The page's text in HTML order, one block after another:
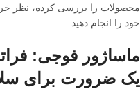
محصولات را بررسی کرده، نظر
خود را انجام دهید.
ماساژور فوجی:
یک ضرورت برای